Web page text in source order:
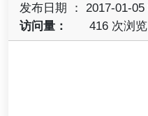
发布日期 ： 2017-01-
访问量：
416 次浏览